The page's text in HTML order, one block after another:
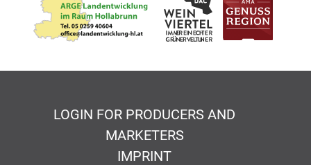
LOGIN FOR PRODUCERS AND
MARKETERS
IMPRINT